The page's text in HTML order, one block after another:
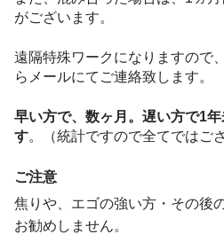
がございます。
遠隔特殊ワークになりますので
らメールにてご連絡致します。
早い方で、数ヶ月。遅い方で1
す。（統計ですので全てではご
ご注意
焦りや、エゴの強い方・その後
お勧めしません。